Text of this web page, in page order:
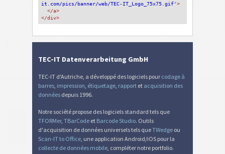
it.com/pics/banner/web/TEC-IT_Logo_75x75.gif'>
</a>
</div>
TEC-IT Datenverarbeitung GmbH
TEC-IT d'Autriche, a développé des logiciels pour codage à
barres impression étiquetage rapport et acquisition des
données depuis 1996.
Notre société propose des logiciels standard tels que
TFORMer, TBarCode et Barcode Studio. Outils
d'acquisition de données universels tels queTWedge ou
Scan-IT to Office , une application Android/iOS pour la
collecte de données mobile , compléter notre portfolio.